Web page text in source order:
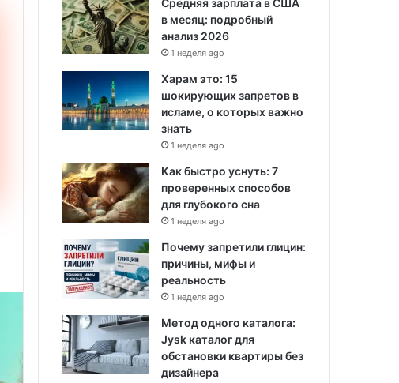
Средняя зарплата в США
в месяц: подробный
анализ 2026
1 неделя ago
Харам это: 15
шокирующих запретов в
исламе, о которых важно
знать
1 неделя ago
Как быстро уснуть: 7
проверенных способов
для глубокого сна
1 неделя ago
Почему запретили глицин:
причины, мифы и
реальность
1 неделя ago
Метод одного каталога:
Jysk каталог для
обстановки квартиры без
дизайнера